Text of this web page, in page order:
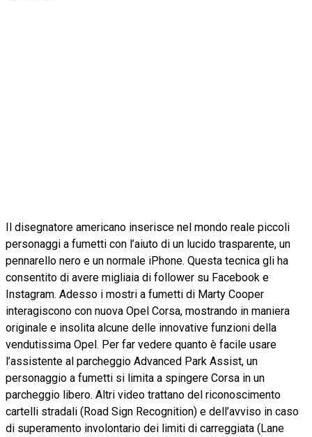
Il disegnatore americano inserisce nel mondo reale piccoli
personaggi a fumetti con l’aiuto di un lucido trasparente, un
pennarello nero e un normale iPhone. Questa tecnica gli ha
consentito di avere migliaia di follower su Facebook e
Instagram. Adesso i mostri a fumetti di Marty Cooper
interagiscono con nuova Opel Corsa, mostrando in maniera
originale e insolita alcune delle innovative funzioni della
vendutissima Opel. Per far vedere quanto è facile usare
l’assistente al parcheggio Advanced Park Assist, un
personaggio a fumetti si limita a spingere Corsa in un
parcheggio libero. Altri video trattano del riconoscimento
cartelli stradali (Road Sign Recognition) e dell’avviso in caso
di superamento involontario dei limiti di carreggiata (Lane